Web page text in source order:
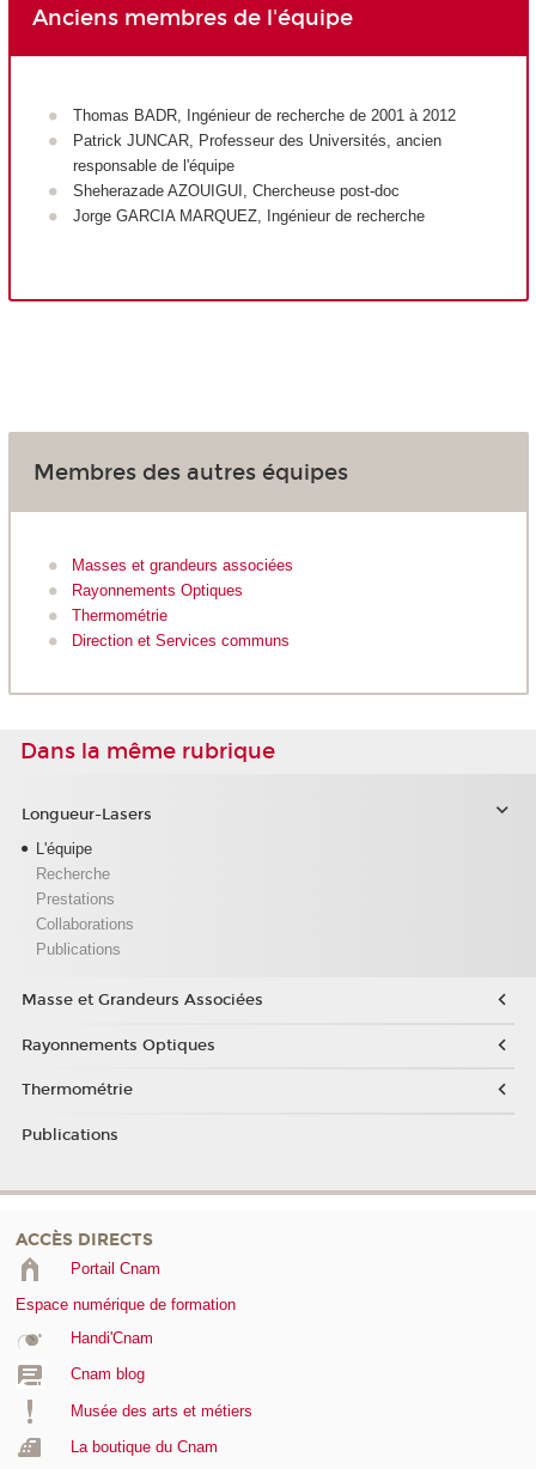
Anciens membres de l'équipe
Thomas BADR, Ingénieur de recherche de 2001 à 2012
Patrick JUNCAR, Professeur des Universités, ancien
responsable de l'équipe
Sheherazade AZOUIGUI, Chercheuse post-doc
Jorge GARCIA MARQUEZ, Ingénieur de recherche
Membres des autres équipes
Masses et grandeurs associées
Rayonnements Optiques
Thermométrie
Direction et Services communs
Dans la même rubrique
Longueur-Lasers
L'équipe
Recherche
Prestations
Collaborations
Publications
Masse et Grandeurs Associées
Rayonnements Optiques
Thermométrie
Publications
ACCÈS DIRECTS
Portail Cnam
Espace numérique de formation
Handi'Cnam
Cnam blog
Musée des arts et métiers
La boutique du Cnam